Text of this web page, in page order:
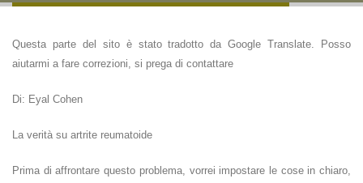
Questa parte del sito è stato tradotto da Google Translate. Posso
aiutarmi a fare correzioni, si prega di contattare
Di: Eyal Cohen
La verità su artrite reumatoide
Prima di affrontare questo problema, vorrei impostare le cose in chiaro,